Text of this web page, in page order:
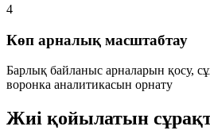
4
Көп арналық масштабтау
Барлық байланыс арналарын қосу,
воронка аналитикасын орнату
Жиі қойылатын